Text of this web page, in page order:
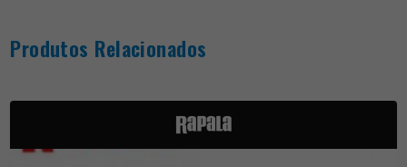
Produtos Relacionados